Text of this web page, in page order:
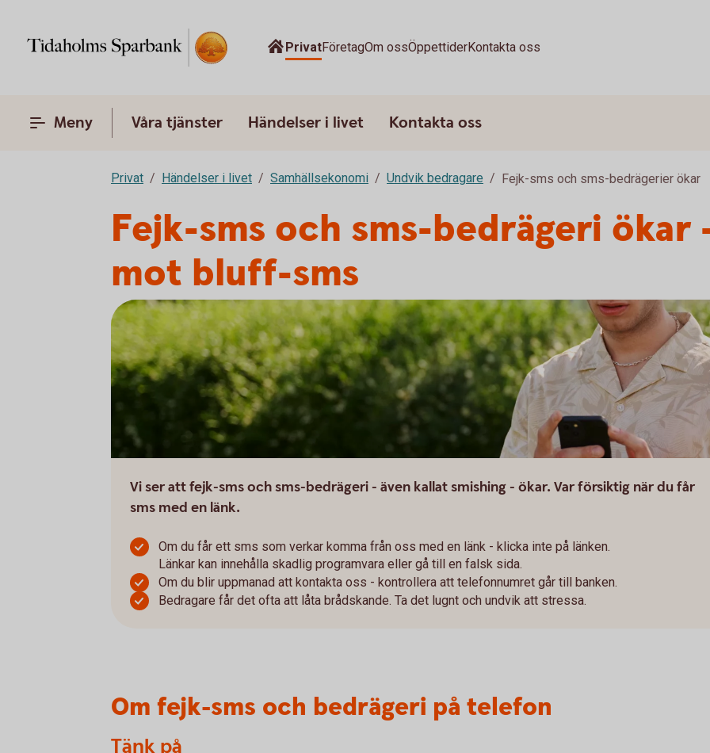
PrivatFöretagOm ossÖppettiderKontakta oss
Meny Våra tjänster Händelser i livet Kontakta oss
Privat Händelser i livet Samhällsekonomi Undvik bedragare Fejk-sms och sms-bedrägerier ökar
Fejk-sms och sms-bedrägeri ökar
mot bluff-sms
Vi ser att fejk-sms och sms-bedrägeri - även kallat smishing - ökar. Var försiktig när du får
sms med en länk.
Om du får ett sms som verkar komma från oss med en länk - klicka inte på länken.
Länkar kan innehålla skadlig programvara eller gå till en falsk sida.
Om du blir uppmanad att kontakta oss - kontrollera att telefonnumret går till banken.
Bedragare får det ofta att låta brådskande. Ta det lugnt och undvik att stressa.
Om fejk-sms och bedrägeri på telefon
Tänk på